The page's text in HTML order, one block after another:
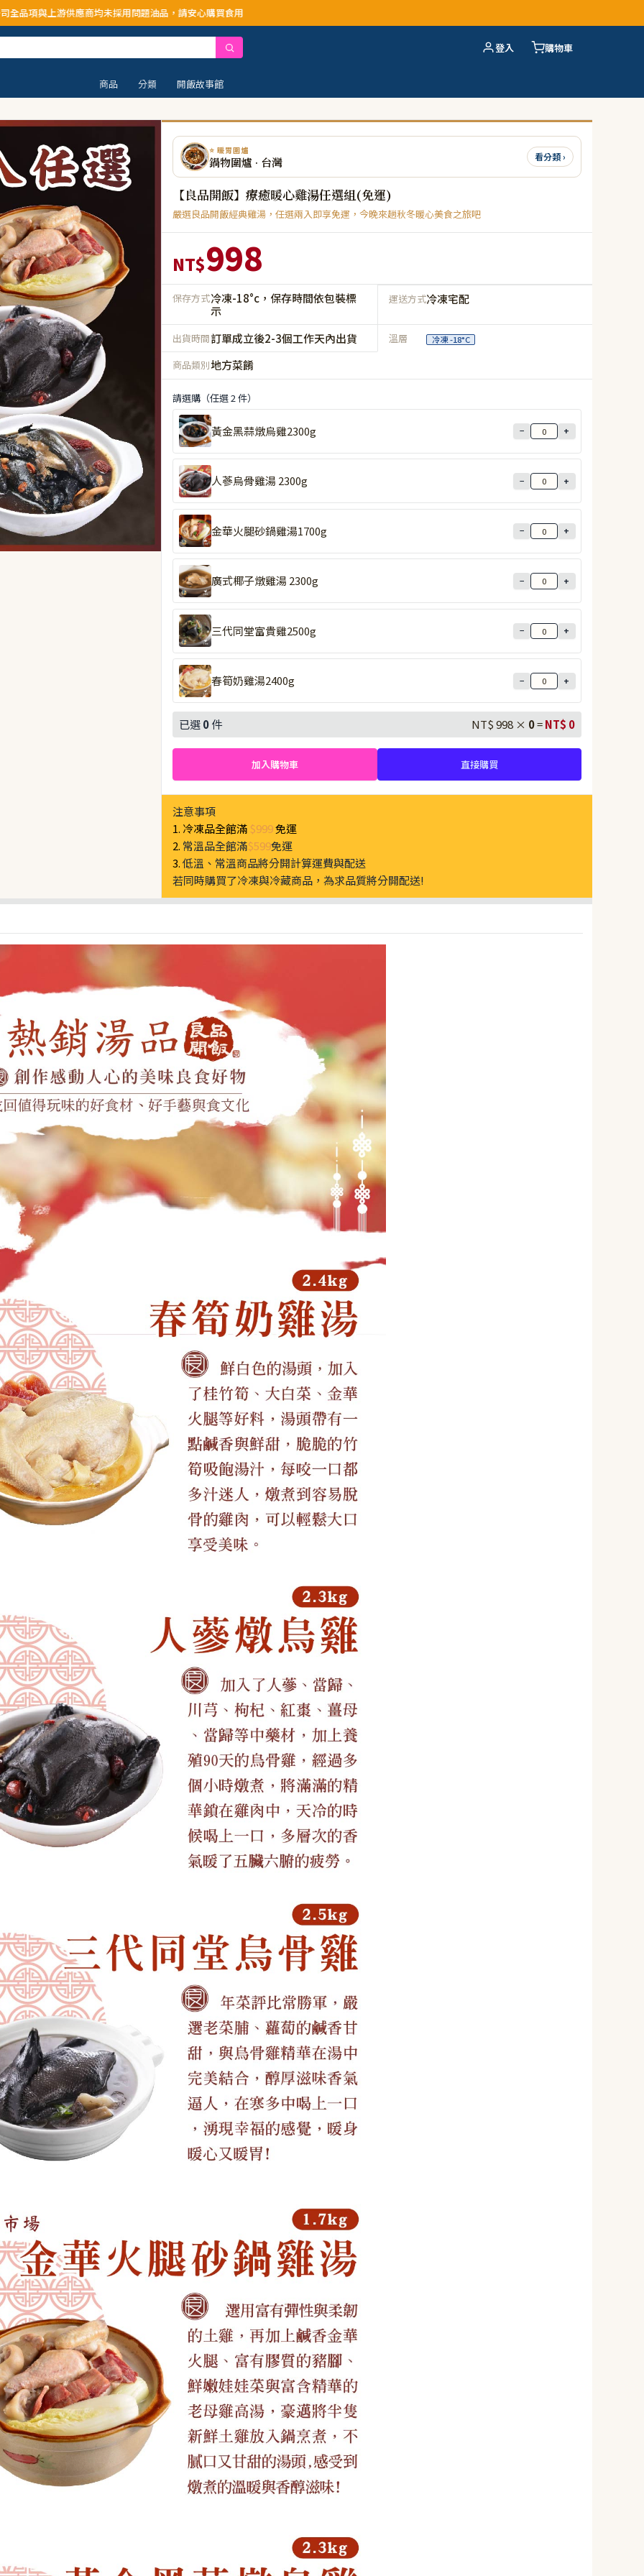
商均未採用問題油品，請安心購買食用
登入 購物車
商品 分類 開飯故事館
⭐ 暖胃圍爐
鍋物圍爐 · 台灣 看分類 ›
【良品開飯】療癒暖心雞湯任選組(免運)
嚴選良品開飯經典雞湯，任選兩入即享免運，今晚來趟秋冬暖心美食之旅吧
NT$998
保存方式冷凍-18°c，保存時間依包裝標
示
運送方式冷凍宅配
出貨時間訂單成立後2-3個工作天內出貨 溫層 冷凍 -18°C
商品類別地方菜餚
請選購（任選 2 件）
黃金黑蒜燉烏雞2300g − +
人蔘烏骨雞湯 2300g − +
金華火腿砂鍋雞湯1700g − +
廣式椰子燉雞湯 2300g − +
三代同堂富貴雞2500g − +
春筍奶雞湯2400g − +
已選0件 NT$ 998 × 0=NT$ 0
加入購物車 直接購買
注意事項
1. 冷凍品全館滿 $999免運
2. 常溫品全館滿$599免運
3.低溫、常溫商品將分開計算運費與配送
若同時購買了冷凍與冷藏商品，為求品質將分開配送!